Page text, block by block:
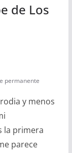
de Los
permanente
y menos
la primera
parece